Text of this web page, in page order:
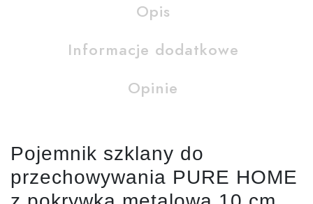
Opis
Informacje dodatkowe
Opinie
Pojemnik szklany do
przechowywania PURE HOME